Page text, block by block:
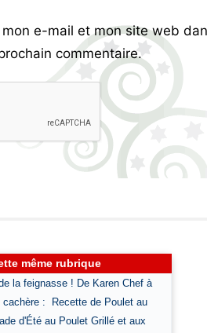
e-mail et mon site web
commentaire.
même rubrique
la feignasse ! De Karen Chef à
cachère : Recette de Poulet au
d'Été au Poulet Grillé et aux